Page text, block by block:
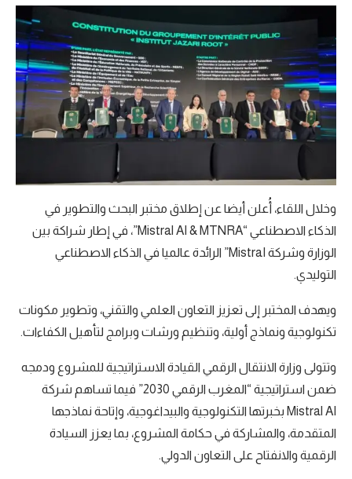
وخلال اللقاء، أُعلن أيضا عن إطلاق مختبر البحث والتطوير في
الذكاء الاصطناعي “Mistral AI & MTNRA”، في إطار شراكة بين
الوزارة وشركة MistraI” الرائدة عالميا في الذكاء الاصطناعي
التوليدي.
ويهدف المختبر إلى تعزيز التعاون العلمي والتقني، وتطوير مكونات
تكنولوجية ونماذج أولية، وتنظيم ورشات وبرامج لتأهيل الكفاءات.
وتتولى وزارة الانتقال الرقمي القيادة الاستراتيجية للمشروع ودمجه
ضمن استراتيجية “المغرب الرقمي 2030” فيما تساهم شركة
Mistral AI بخبرتها التكنولوجية والبيداغوجية، وإتاحة نماذجها
المتقدمة، والمشاركة في حكامة المشروع، بما يعزز السيادة
الرقمية والانفتاح على التعاون الدولي.